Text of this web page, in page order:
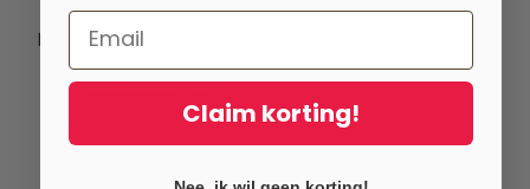
Producten
Fotoafdrukken
FotovergrotingenClaim korting!